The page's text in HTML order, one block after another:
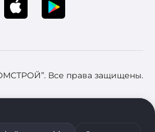
Все права защищены.
исполнительный комитет 31